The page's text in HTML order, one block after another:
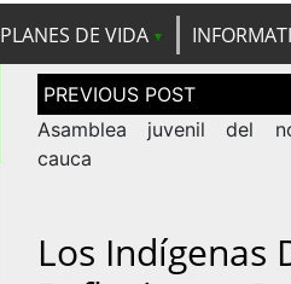
PLANES DE VIDA
Navegación
de
entradas
Asamblea juvenil del
cauca
Los Indígenas